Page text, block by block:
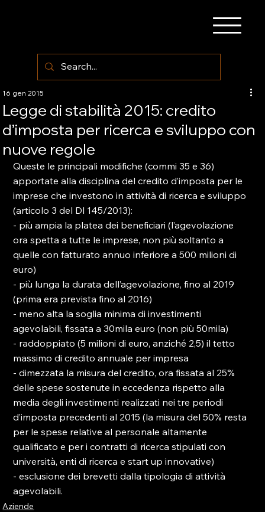
Legge di stabilità 2015: credito
d’imposta per ricerca e sviluppo con
nuove regole
16 gen 2015
Queste le principali modifiche (commi 35 e 36)
apportate alla disciplina del credito d’imposta per le
imprese che investono in attività di ricerca e sviluppo
(articolo 3 del Dl 145/2013):
- più ampia la platea dei beneficiari (l’agevolazione
ora spetta a tutte le imprese, non più soltanto a
quelle con fatturato annuo inferiore a 500 milioni di
euro)
- più lunga la durata dell’agevolazione, fino al 2019
(prima era prevista fino al 2016)
- meno alta la soglia minima di investimenti
agevolabili, fissata a 30mila euro (non più 50mila)
- raddoppiato (5 milioni di euro, anziché 2,5) il tetto
massimo di credito annuale per impresa
- dimezzata la misura del credito, ora fissata al 25%
delle spese sostenute in eccedenza rispetto alla
media degli investimenti realizzati nei tre periodi
d’imposta precedenti al 2015 (la misura del 50% resta
per le spese relative al personale altamente
qualificato e per i contratti di ricerca stipulati con
università, enti di ricerca e start up innovative)
- esclusione dei brevetti dalla tipologia di attività
agevolabili.
Aziende